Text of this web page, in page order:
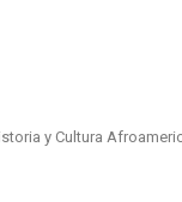
y Cultura